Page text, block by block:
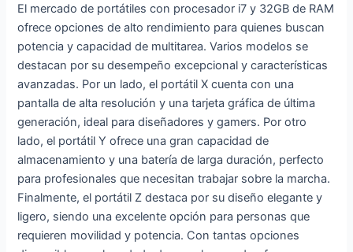
El mercado de portátiles con procesador i7 y 32GB de RAM
ofrece opciones de alto rendimiento para quienes buscan
potencia y capacidad de multitarea. Varios modelos se
destacan por su desempeño excepcional y características
avanzadas. Por un lado, el portátil X cuenta con una
pantalla de alta resolución y una tarjeta gráfica de última
generación, ideal para diseñadores y gamers. Por otro
lado, el portátil Y ofrece una gran capacidad de
almacenamiento y una batería de larga duración, perfecto
para profesionales que necesitan trabajar sobre la marcha.
Finalmente, el portátil Z destaca por su diseño elegante y
ligero, siendo una excelente opción para personas que
requieren movilidad y potencia. Con tantas opciones